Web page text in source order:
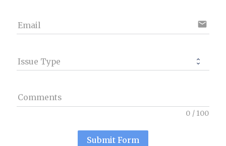
Email email
Issue Type
Comments
0 / 100
Submit Form